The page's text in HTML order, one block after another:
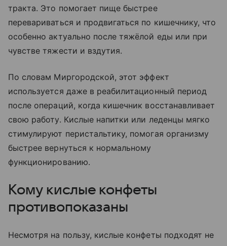
тракта. Это помогает пище быстрее
перевариваться и продвигаться по кишечнику, что
особенно актуально после тяжёлой еды или при
чувстве тяжести и вздутия.
По словам Миргородской, этот эффект
используется даже в реабилитационный период
после операций, когда кишечник восстанавливает
свою работу. Кислые напитки или леденцы мягко
стимулируют перистальтику, помогая организму
быстрее вернуться к нормальному
функционированию.
Кому кислые конфеты
противопоказаны
Несмотря на пользу, кислые конфеты подходят не